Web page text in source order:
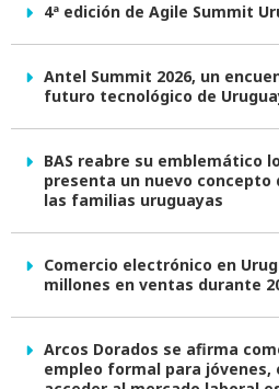
4ª edición de Agile Summit
Antel Summit 2026, un
futuro tecnológico de
BAS reabre su emblemático
presenta un nuevo concepto
las familias uruguayas
Comercio electrónico en
millones en ventas durante
Arcos Dorados se afirma
empleo formal para jóvenes,